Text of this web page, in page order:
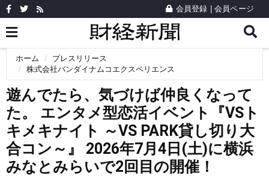
会員登録 会員ページ
ホーム
プレスリリース
株式会社バンダイナムコエクスペリエンス
遊んでたら、気づけば仲良くなって
た。 エンタメ型恋活イベント『VSト
キメキナイト ～VS PARK貸し切り大
合コン～』 2026年7月4日(土)に横浜
みなとみらいで2回目の開催！